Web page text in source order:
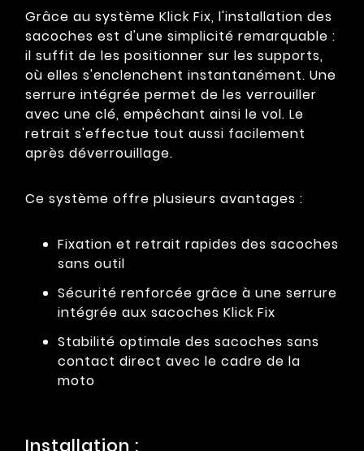
Grâce au système Klick Fix, l'installation des
sacoches est d'une simplicité remarquable :
il suffit de les positionner sur les supports,
où elles s'enclenchent instantanément. Une
serrure intégrée permet de les verrouiller
avec une clé, empêchant ainsi le vol. Le
retrait s'effectue tout aussi facilement
après déverrouillage.
Ce système offre plusieurs avantages :
Fixation et retrait rapides des sacoches
sans outil
Sécurité renforcée grâce à une serrure
intégrée aux sacoches Klick Fix
Stabilité optimale des sacoches sans
contact direct avec le cadre de la
moto
Installation :